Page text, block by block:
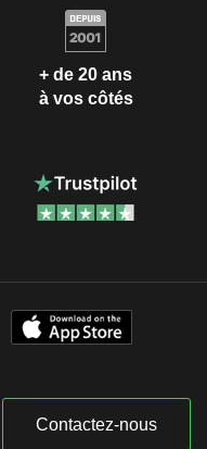
+ de 20 ans
à vos côtés
Contactez-nous